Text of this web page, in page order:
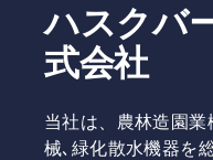
ハスクバ
式会社
当社は、農林造園
械､緑化散水機器を